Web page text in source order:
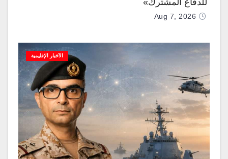
Aug 7, 2026
الأخبار الإقليمية